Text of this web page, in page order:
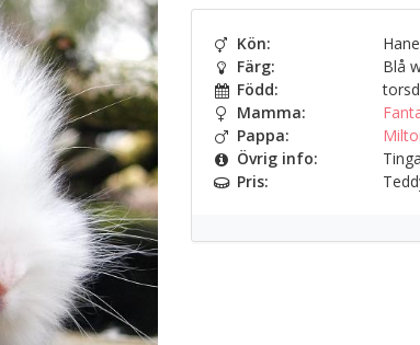
Kön:
Hane
Färg:
Blå
Född:
Mamma:
Pappa:
Övrig info:
Pris: